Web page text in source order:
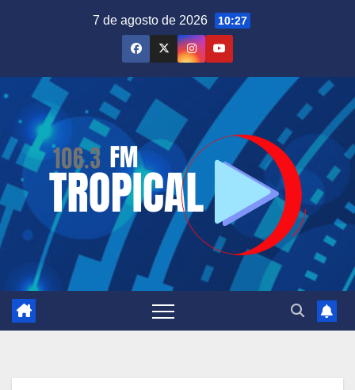
7 de agosto de 2026 10:27